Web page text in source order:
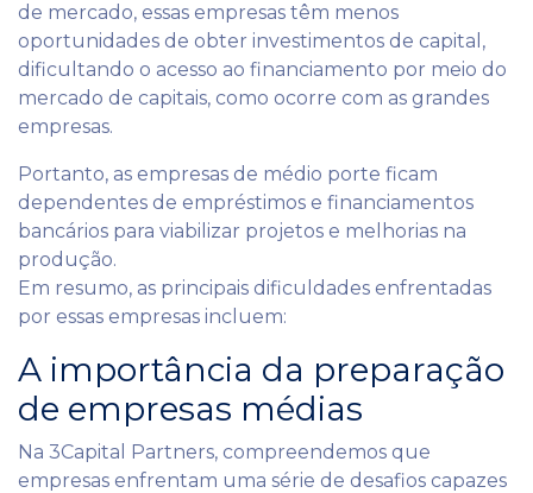
de mercado, essas empresas têm menos
oportunidades de obter investimentos de capital,
dificultando o acesso ao financiamento por meio do
mercado de capitais, como ocorre com as grandes
empresas.
Portanto, as empresas de médio porte ficam
dependentes de empréstimos e financiamentos
bancários para viabilizar projetos e melhorias na
produção.
Em resumo, as principais dificuldades enfrentadas
por essas empresas incluem:
A importância da preparação
de empresas médias
Na 3Capital Partners, compreendemos que
empresas enfrentam uma série de desafios capazes